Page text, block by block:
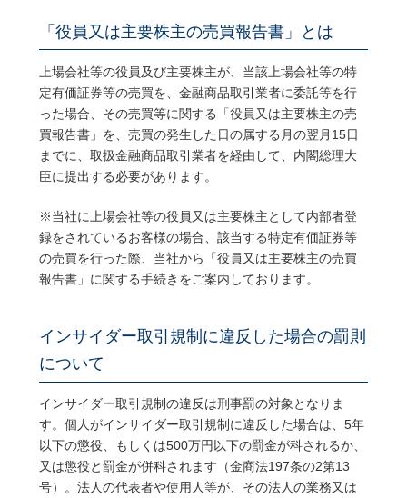
「役員又は主要株主の売買報告書」とは
上場会社等の役員及び主要株主が、当該上場会社等の特
定有価証券等の売買を、金融商品取引業者に委託等を行
った場合、その売買等に関する「役員又は主要株主の売
買報告書」を、売買の発生した日の属する月の翌月15日
までに、取扱金融商品取引業者を経由して、内閣総理大
臣に提出する必要があります。
※当社に上場会社等の役員又は主要株主として内部者登
録をされているお客様の場合、該当する特定有価証券等
の売買を行った際、当社から「役員又は主要株主の売買
報告書」に関する手続きをご案内しております。
インサイダー取引規制に違反した場合の罰則
について
インサイダー取引規制の違反は刑事罰の対象となりま
す。個人がインサイダー取引規制に違反した場合は、 5年
以下の懲役、もしくは500万円以下の罰金が科されるか、
又は懲役と罰金が併科されます（金商法197条の2第13
号）。法人の代表者や使用人等が、その法人の業務又は